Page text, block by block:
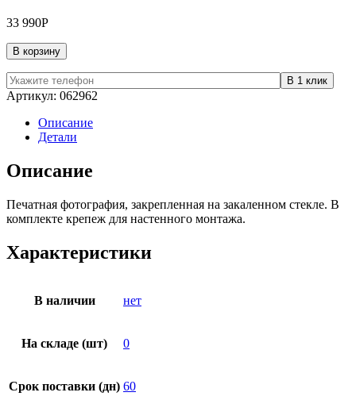
33 990Р
В корзину
Артикул: 062962
Описание
Детали
Описание
Печатная фотография, закрепленная на закаленном стекле. В
комплекте крепеж для настенного монтажа.
Характеристики
В наличии нет
На складе (шт) 0
Срок поставки (дн) 60